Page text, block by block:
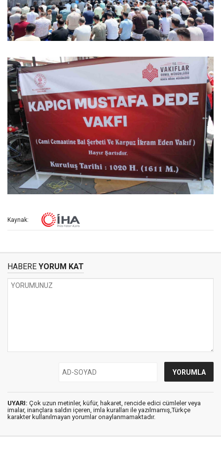
Kaynak:
HABERE YORUM KAT
UYARI: Çok uzun metinler, küfür, hakaret, rencide edici cümleler veya
imalar, inançlara saldırı içeren, imla kuralları ile yazılmamış,Türkçe
karakter kullanılmayan yorumlar onaylanmamaktadır.